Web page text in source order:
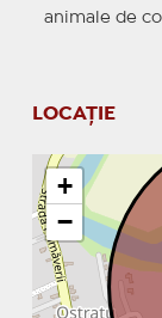
animale de
LOCAȚIE
+
−